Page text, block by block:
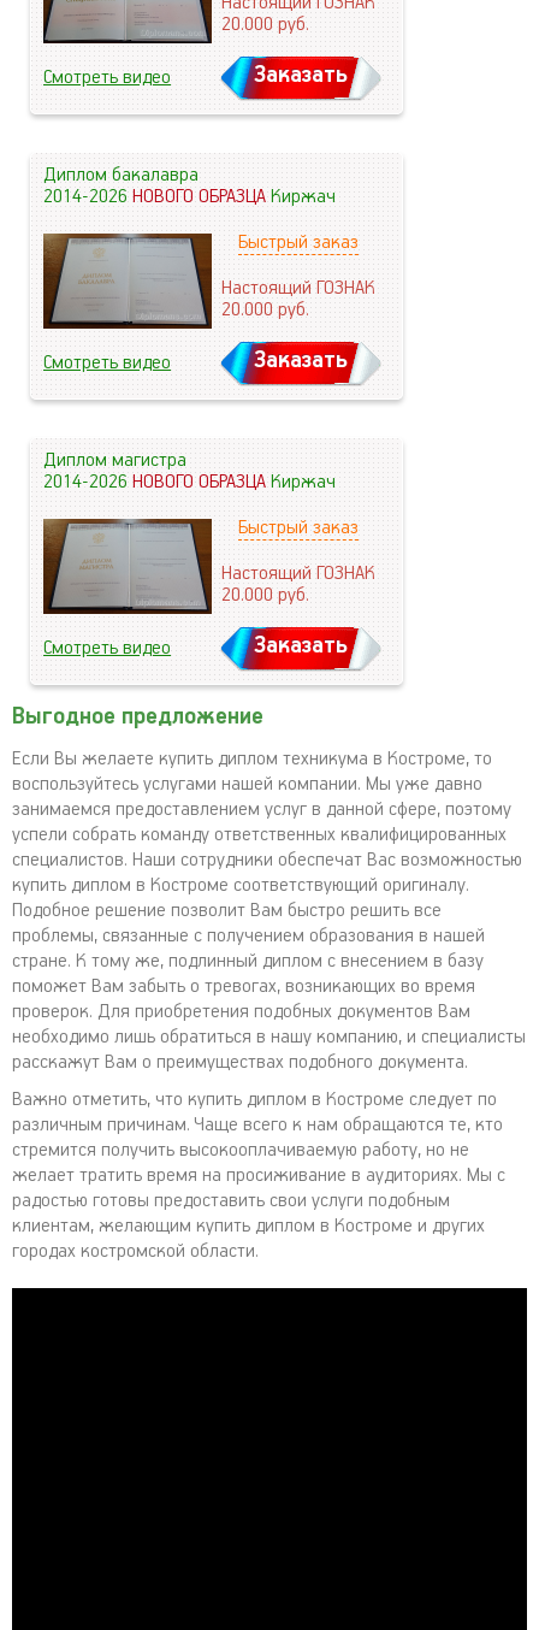
20.000руб.
Смотреть видео Заказать
Диплом бакалавра
2014-2026НОВОГО ОБРАЗЦАКиржач
Быстрый заказ
Настоящий ГОЗНАК
20.000руб.
Смотреть видео Заказать
Диплом магистра
2014-2026НОВОГО ОБРАЗЦАКиржач
Быстрый заказ
Настоящий ГОЗНАК
20.000руб.
Смотреть видео Заказать
Выгодное предложение
Если Вы желаете купить диплом техникума в Костроме, то
воспользуйтесь услугами нашей компании. Мы уже давно
занимаемся предоставлением услуг в данной сфере, поэтому
успели собрать команду ответственных квалифицированных
специалистов. Наши сотрудники обеспечат Вас возможностью
купить диплом в Костроме соответствующий оригиналу.
Подобное решение позволит Вам быстро решить все
проблемы, связанные с получением образования в нашей
стране. К тому же, подлинный диплом с внесением в базу
поможет Вам забыть о тревогах, возникающих во время
проверок. Для приобретения подобных документов Вам
необходимо лишь обратиться в нашу компанию, и специалисты
расскажут Вам о преимуществах подобного документа.
Важно отметить, что купить диплом в Костроме следует по
различным причинам. Чаще всего к нам обращаются те, кто
стремится получить высокооплачиваемую работу, но не
желает тратить время на просиживание в аудиториях. Мы с
радостью готовы предоставить свои услуги подобным
клиентам, желающим купить диплом в Костроме и других
городах костромской области.